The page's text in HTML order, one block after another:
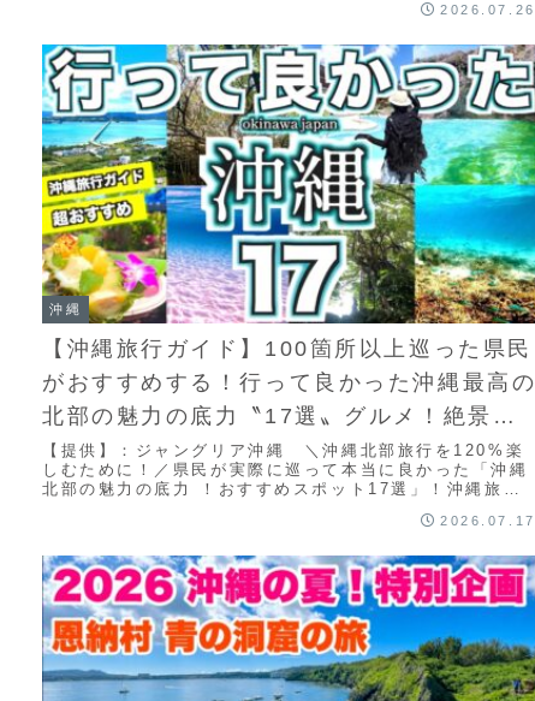
2026.07.26
沖縄
【沖縄旅行ガイド】100箇所以上巡った県民
がおすすめする！行って良かった沖縄最高の
北部の魅力の底力〝17選〟グルメ！絶景！
ドライブ！青い海！シュノーケリング！おす
すめスポット盛り沢山【沖縄観光ガイド】
【提供】：ジャングリア沖縄 ＼沖縄北部旅行を120%楽
しむために！／県民が実際に巡って本当に良かった「沖縄
北部の魅力の底力 ！おすすめスポット17選」！沖縄旅行
2026.07.17